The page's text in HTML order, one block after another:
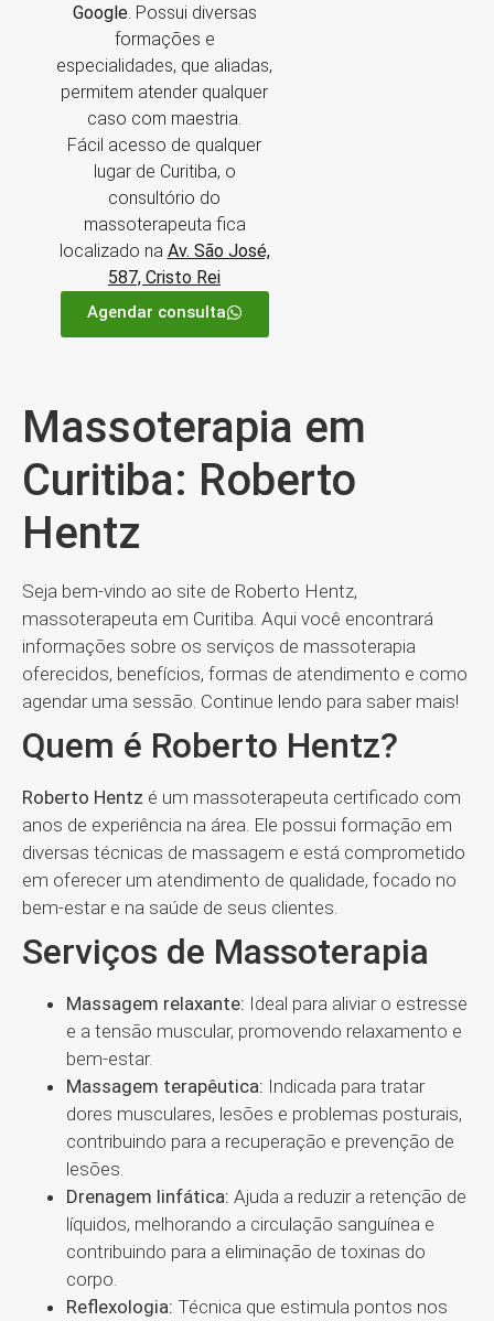
Google. Possui diversas
formações e
especialidades, que aliadas,
permitem atender qualquer
caso com maestria.
Fácil acesso de qualquer
lugar de Curitiba, o
consultório do
massoterapeuta fica
localizado na Av. São José,
587, Cristo Rei
Agendar consulta
Massoterapia em
Curitiba: Roberto
Hentz
Seja bem-vindo ao site de Roberto Hentz,
massoterapeuta em Curitiba. Aqui você encontrará
informações sobre os serviços de massoterapia
oferecidos, benefícios, formas de atendimento e como
agendar uma sessão. Continue lendo para saber mais!
Quem é Roberto Hentz?
Roberto Hentz é um massoterapeuta certificado com
anos de experiência na área. Ele possui formação em
diversas técnicas de massagem e está comprometido
em oferecer um atendimento de qualidade, focado no
bem-estar e na saúde de seus clientes.
Serviços de Massoterapia
Massagem relaxante: Ideal para aliviar o estresse
e a tensão muscular, promovendo relaxamento e
bem-estar.
Massagem terapêutica: Indicada para tratar
dores musculares, lesões e problemas posturais,
contribuindo para a recuperação e prevenção de
lesões.
Drenagem linfática: Ajuda a reduzir a retenção de
líquidos, melhorando a circulação sanguínea e
contribuindo para a eliminação de toxinas do
corpo.
Reflexologia: Técnica que estimula pontos nos